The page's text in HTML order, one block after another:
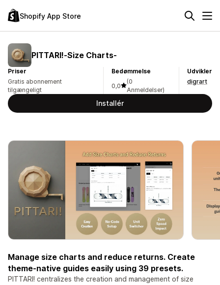
Shopify App Store
PITTARI!‑Size Charts‑
Priser
Gratis abonnement
tilgængeligt
Bedømmelse
0,0
(0
Anmeldelser)
Udvikler
digrart
Installér
Manage size charts and reduce returns. Create
theme-native guides easily using 39 presets.
PITTARI! centralizes the creation and management of size